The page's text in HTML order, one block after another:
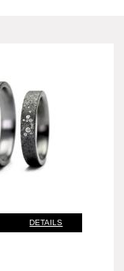
DETAILS